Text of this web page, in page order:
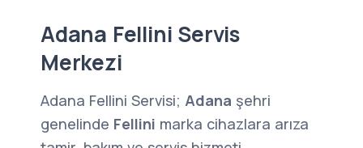
Adana Fellini Servis
Merkezi
Adana Fellini Servisi; Adana şehri
genelinde Fellini marka cihazlara arıza